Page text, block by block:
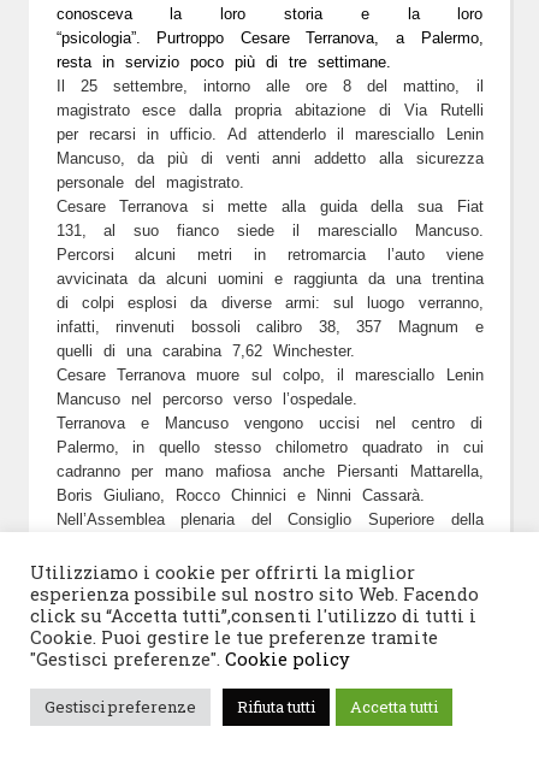
conosceva la loro storia e la loro
“psicologia”. Purtroppo Cesare Terranova, a Palermo,
resta in servizio poco più di tre settimane.
Il 25 settembre, intorno alle ore 8 del mattino, il
magistrato esce dalla propria abitazione di Via Rutelli
per recarsi in ufficio. Ad attenderlo il maresciallo Lenin
Mancuso, da più di venti anni addetto alla sicurezza
personale del magistrato.
Cesare Terranova si mette alla guida della sua Fiat
131, al suo fianco siede il maresciallo Mancuso.
Percorsi alcuni metri in retromarcia l’auto viene
avvicinata da alcuni uomini e raggiunta da una trentina
di colpi esplosi da diverse armi: sul luogo verranno,
infatti, rinvenuti bossoli calibro 38, 357 Magnum e
quelli di una carabina 7,62 Winchester.
Cesare Terranova muore sul colpo, il maresciallo Lenin
Mancuso nel percorso verso l’ospedale.
Terranova e Mancuso vengono uccisi nel centro di
Palermo, in quello stesso chilometro quadrato in cui
cadranno per mano mafiosa anche Piersanti Mattarella,
Boris Giuliano, Rocco Chinnici e Ninni Cassarà.
Nell’Assemblea plenaria del Consiglio Superiore della
Vicepresidente Vittorio Bachelet, esprimendo “
sdegno ” per l’omicidio del magistrato condivide un
commossomessaggio del Presidente Sandro Pertini
scosso per la morte del “caro amico e collega
impossibilitato a partecipare ai lavori del plenum,
messaggio nel quale il Capo dello Stato sottolinea
come “Vi sarebbe motivo di scoramento di fronte a
Utilizziamo i cookie per offrirti la miglior
esperienza possibile sul nostro sito Web. Facendo
click su “Accetta tutti”,consenti l'utilizzo di tutti i
Cookie. Puoi gestire le tue preferenze tramite
"Gestisci preferenze". Cookie policy
Gestisci preferenze Rifiuta tutti Accetta tutti